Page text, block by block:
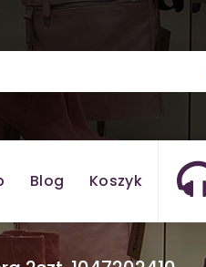
Blog Koszyk